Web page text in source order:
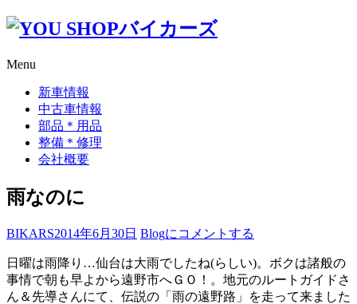
コ
ン
Menu
新車情報
中古車情報
部品＊用品
整備＊修理
会社概要
雨なのに
BIKARS2014年6月30日 Blog雨
の
に
にコメントする
日曜は雨降り…仙台は大雨でしたね(らしい)。ボクは諸般の
事情で朝も早よから遠野市へＧＯ！。地元のルートガイドさ
ん＆先導さんにて、伝説の「雨の遠野路」を走って来ました